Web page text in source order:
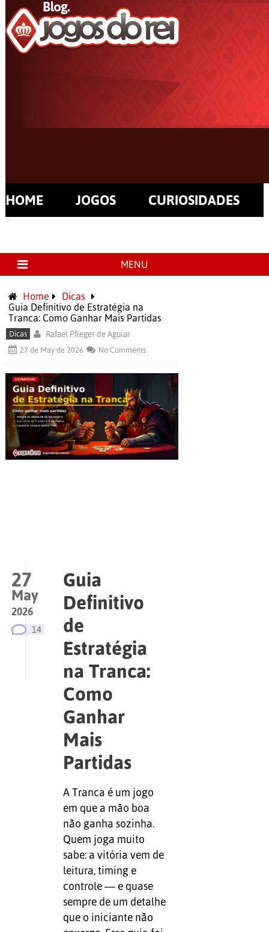
HOME JOGOS CURIOSIDADES
MENU
Home
Dicas
Guia Definitivo de Estratégia na
Tranca: Como Ganhar Mais Partidas
Dicas Rafael Pfleger de Aguiar
27 de May de 2026 No Comments
27
May
2026
14
Guia
Definitivo
de
Estratégia
na Tranca:
Como
Ganhar
Mais
Partidas
A Tranca é um jogo
em que a mão boa
não ganha sozinha.
Quem joga muito
sabe: a vitória vem de
leitura, timing e
controle — e quase
sempre de um detalhe
que o iniciante não